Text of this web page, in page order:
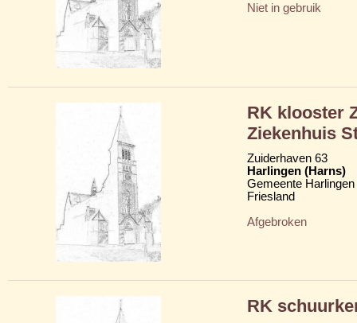
Niet in gebruik
RK klooster
Ziekenhuis
Zuiderhaven 63
Harlingen (Harns)
Gemeente Harlingen
Friesland
Afgebroken
RK